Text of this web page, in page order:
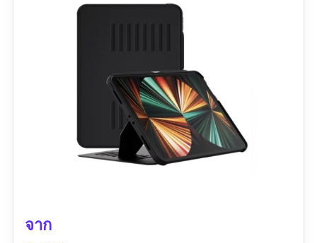
Corner ที่ง่ายต่อการถ่ายรูป เพิ่มความสะดวกมาก
ขึ้นโดยที่ไม่ต้องเปิดทั้งฝา และโดดเด่นไปอีกขั้นกับ
ในทุก ๆ ครั้งที่ใช้งาน
ความกว้าง: สำหรับหน้าจอ 10.9 นิ้ว
วัสดุ:
จาก